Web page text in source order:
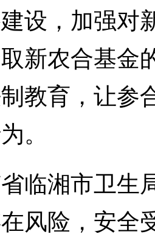
设，加强对
新农合基金
教育，让参
。
湘市卫生
风险，安全